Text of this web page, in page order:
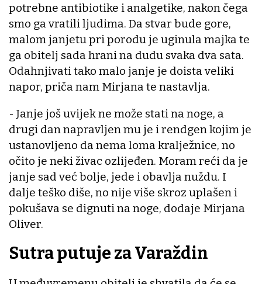
potrebne antibiotike i analgetike, nakon čega
smo ga vratili ljudima. Da stvar bude gore,
malom janjetu pri porodu je uginula majka te
ga obitelj sada hrani na dudu svaka dva sata.
Odahnjivati tako malo janje je doista veliki
napor, priča nam Mirjana te nastavlja.
- Janje još uvijek ne može stati na noge, a
drugi dan napravljen mu je i rendgen kojim je
ustanovljeno da nema loma kralježnice, no
očito je neki živac ozlijeđen. Moram reći da je
janje sad već bolje, jede i obavlja nuždu. I
dalje teško diše, no nije više skroz uplašen i
pokušava se dignuti na noge, dodaje Mirjana
Oliver.
Sutra putuje za Varaždin